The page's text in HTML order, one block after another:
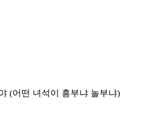
(어떤 녀석이 흥부냐 놀부냐)